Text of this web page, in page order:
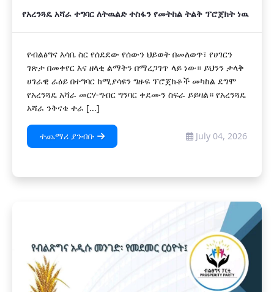
የአረንጓዴ አሻራ ተግባር ለትዉልድ ተስፋን የመትከል ትልቅ ፕሮጀክት ነዉ
የብልፅግና እሳቤ ስር የሰደደው የሰውን ህይወት በመለወጥ፣ የሀገርን
ገጽታ በመቀየር እና ዘላቂ ልማትን በማረጋገጥ ላይ ነው። ይህንን ታላቅ
ሀገራዊ ራዕይ በተግባር ከሚያሳዩን ግዙፍ ፕሮጀክቶች መካከል ደግሞ
የአረንጓዴ አሻራ መርሃ-ግብር ግንባር ቀደሙን ስፍራ ይይዛል። የአረንጓዴ
አሻራ ንቅናቄ ተራ [...]
ተጨማሪ ያንብቡ July 04, 2026